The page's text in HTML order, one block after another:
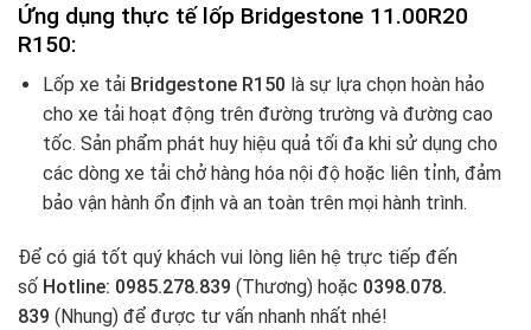
Ứng dụng thực tế lốp Bridgestone 11.00R20
R150:
Lốp xe tải Bridgestone R150 là sự lựa chọn hoàn hảo
cho xe tải hoạt động trên đường trường và đường cao
tốc. Sản phẩm phát huy hiệu quả tối đa khi sử dụng cho
các dòng xe tải chở hàng hóa nội độ hoặc liên tỉnh, đảm
bảo vận hành ổn định và an toàn trên mọi hành trình.
Để có giá tốt quý khách vui lòng liên hệ trực tiếp đến
số Hotline: 0985.278.839 (Thương) hoặc 0398.078.
839 (Nhung) để được tư vấn nhanh nhất nhé!